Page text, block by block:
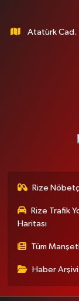
Atatürk Cad.
Rize
Rize Trafik
Haritası
Tüm
Haber Arşivi